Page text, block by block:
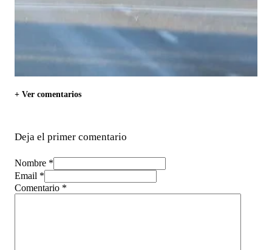
+ Ver comentarios
Deja el primer comentario
Nombre *
Email *
Comentario *